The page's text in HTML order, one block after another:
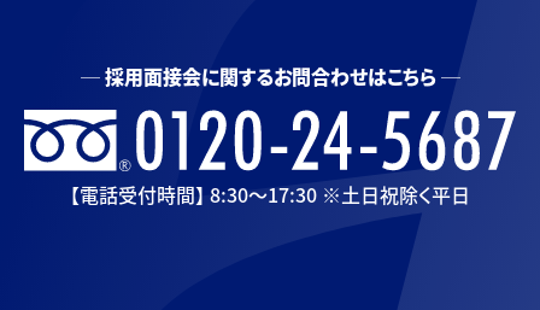
採用面接会に関するお問合わせはこちら
【電話受付時間】 8:30〜17:30 ※土日祝除く平日